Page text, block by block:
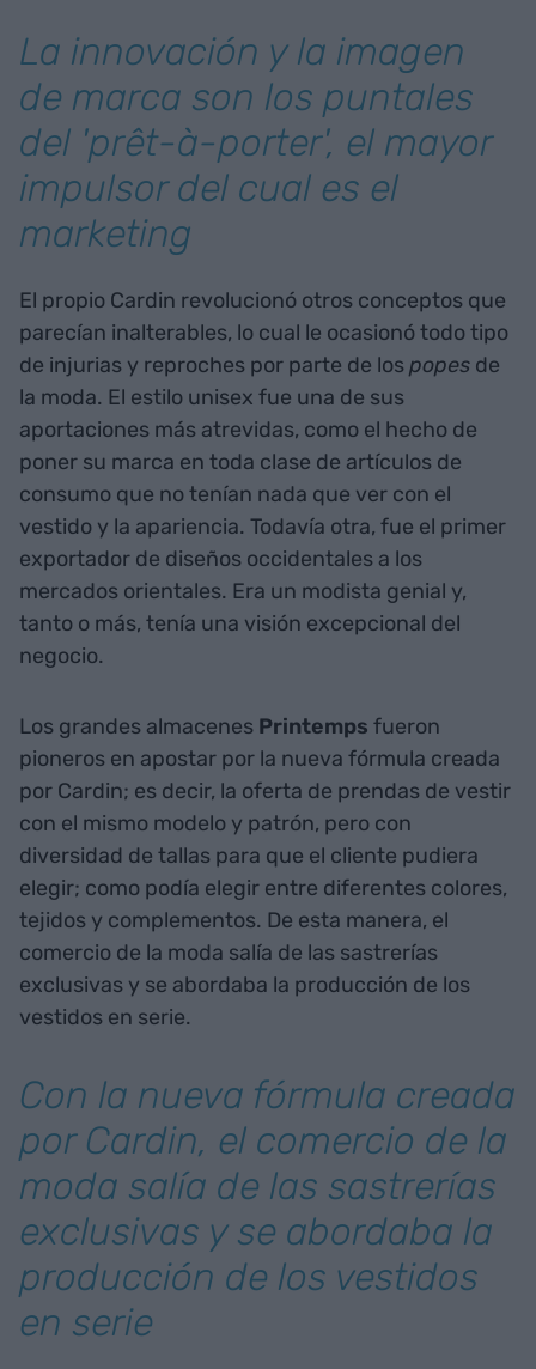
La innovación y la imagen
de marca son los puntales
del 'prêt-à-porter', el mayor
impulsor del cual es el
marketing
El propio Cardin revolucionó otros conceptos que
parecían inalterables, lo cual le ocasionó todo tipo
de injurias y reproches por parte de lospopes de
la moda. El estilo unisex fue una de sus
aportaciones más atrevidas, como el hecho de
poner su marca en toda clase de artículos de
consumo que no tenían nada que ver con el
vestido y la apariencia. Todavía otra, fue el primer
exportador de diseños occidentales a los
mercados orientales. Era un modista genial y,
tanto o más, tenía una visión excepcional del
negocio.
Los grandes almacenes Printemps fueron
pioneros en apostar por la nueva fórmula creada
por Cardin; es decir, la oferta de prendas de vestir
con el mismo modelo y patrón, pero con
diversidad de tallas para que el cliente pudiera
elegir; como podía elegir entre diferentes colores,
tejidos y complementos. De esta manera, el
comercio de la moda salía de las sastrerías
exclusivas y se abordaba la producción de los
vestidos en serie.
Con la nueva fórmula creada
por Cardin, el comercio de la
moda salía de las sastrerías
exclusivas y se abordaba la
producción de los vestidos
en serie